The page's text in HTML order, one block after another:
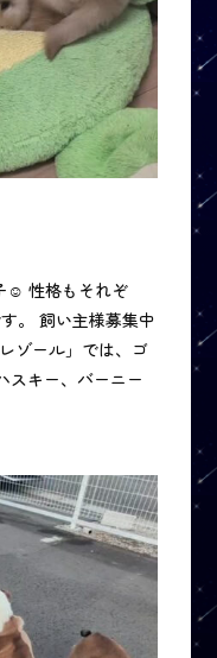
☺️ 性格もそれぞ
。 飼い主様募集中
ゾール」では、ゴ
スキー、バーニー